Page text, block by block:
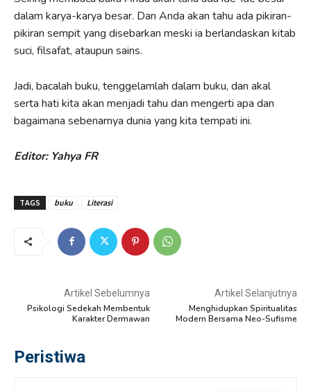
dalam karya-karya besar. Dan Anda akan tahu ada pikiran-
pikiran sempit yang disebarkan meski ia berlandaskan kitab
suci, filsafat, ataupun sains.
Jadi, bacalah buku, tenggelamlah dalam buku, dan akal
serta hati kita akan menjadi tahu dan mengerti apa dan
bagaimana sebenarnya dunia yang kita tempati ini.
Editor: Yahya FR
TAGS buku Literasi
Artikel Sebelumnya
Psikologi Sedekah Membentuk
Karakter Dermawan
Artikel Selanjutnya
Menghidupkan Spiritualitas
Modern Bersama Neo-Sufisme
Peristiwa